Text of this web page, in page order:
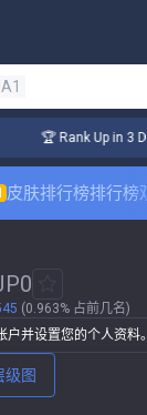
🏆 Rank Up in 3
皮肤排行榜排行榜
(0.963% 占前几名)
户并设置您的个人资料。
级图